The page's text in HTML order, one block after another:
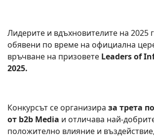
Лидерите и вдъхновителите на 2025
обявени по време на официална
връчване на призовете Leaders of
2025.
Конкурсът се организира за трета
от b2b Media и отличава най-
положително влияние и